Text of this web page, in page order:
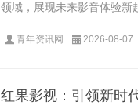
领域，展现未来影音体验新
青年资讯网 2026-08-07
红果影视：引领新时